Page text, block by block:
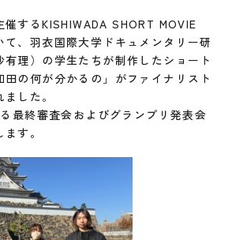
するKISHIWADA SHORT MOVIE
、羽衣国際大学ドキュメンタリー研
理）の学生たちが制作したショート
の何が分かるの」がファイナリスト
した。
最終審査会およびグランプリ発表会
す。